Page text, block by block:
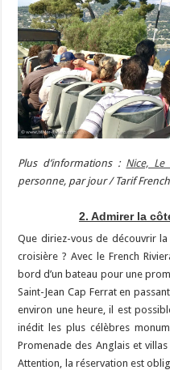
Plus d’informations : Nice,
personne, par jour / Tarif
2. Admirer la
Que diriez-vous de découvrir
croisière ? Avec le French
bord d’un bateau pour une
Saint-Jean Cap Ferrat en
environ une heure, il est
inédit les plus célèbres
Promenade des Anglais et
Attention, la réservation est